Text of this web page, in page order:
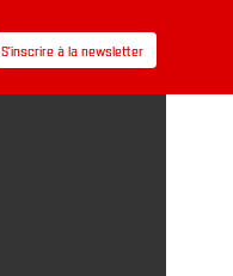
S’inscrire à la newsletter